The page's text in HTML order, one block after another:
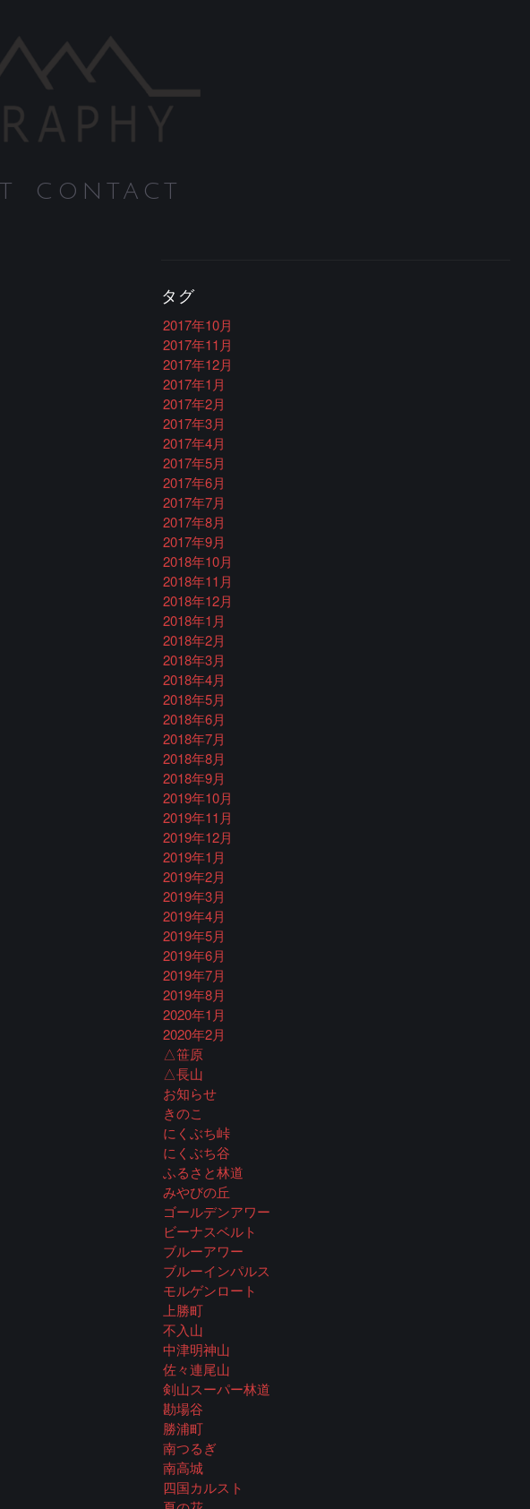
CONTACT
タグ
2017年10月
2017年11月
2017年12月
2017年1月
2017年2月
2017年3月
2017年4月
2017年5月
2017年6月
2017年7月
2017年8月
2017年9月
2018年10月
2018年11月
2018年12月
2018年1月
2018年2月
2018年3月
2018年4月
2018年5月
2018年6月
2018年7月
2018年8月
2018年9月
2019年10月
2019年11月
2019年12月
2019年1月
2019年2月
2019年3月
2019年4月
2019年5月
2019年6月
2019年7月
2019年8月
2020年1月
2020年2月
△笹原
△長山
お知らせ
きのこ
にくぶち峠
にくぶち谷
ふるさと林道
みやびの丘
ゴールデンアワー
ビーナスベルト
ブルーアワー
ブルーインパルス
モルゲンロート
上勝町
不入山
中津明神山
佐々連尾山
剣山スーパー林道
勘場谷
勝浦町
南つるぎ
南高城
四国カルスト